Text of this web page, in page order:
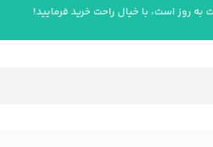
روز است، با خیال راحت خرید فرمایید!